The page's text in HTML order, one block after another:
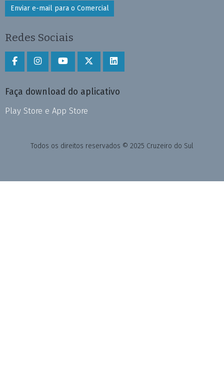
Enviar e-mail para o Comercial
Redes Sociais
Faça download do aplicativo
Play Store e App Store
Todos os direitos reservados © 2025 Cruzeiro do Sul